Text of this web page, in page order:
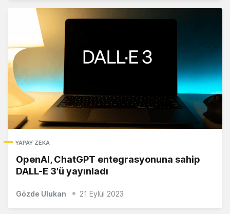
YAPAY ZEKA
OpenAI, ChatGPT entegrasyonuna sahip
DALL-E 3'ü yayınladı
Gözde Ulukan 21 Eylül 2023